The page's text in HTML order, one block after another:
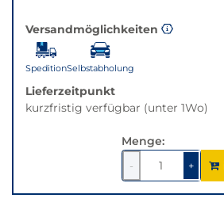
Versandmöglichkeiten
SpeditionSelbstabholung
Lieferzeitpunkt
kurzfristig verfügbar (unter 1Wo)
Menge:
-
1
verringern
+1um
1